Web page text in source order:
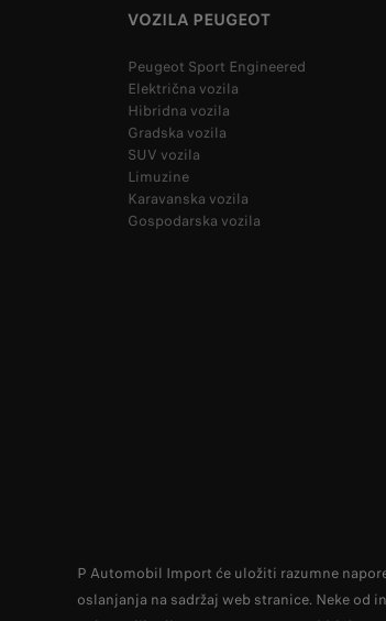
VOZILA PEUGEOT
Peugeot Sport Engineered
Električna vozila
Hibridna vozila
Gradska vozila
SUV vozila
Limuzine
Karavanska vozila
Gospodarska vozila
P Automobil Import će uložiti razumne
oslanjanja na sadržaj web stranice. Neke